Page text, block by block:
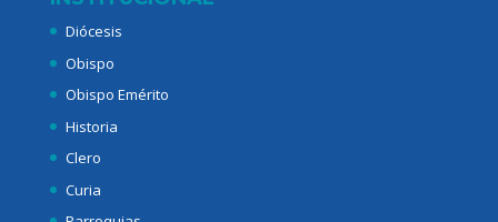
Diócesis
Obispo
Obispo Emérito
Historia
Clero
Curia